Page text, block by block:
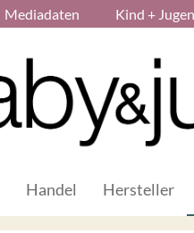
Mediadaten Kind +
Handel Hersteller